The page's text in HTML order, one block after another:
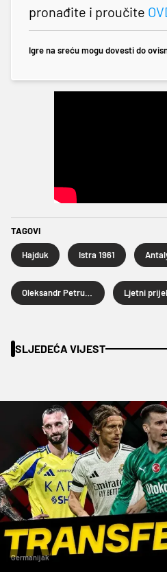
pronađite i proučite
Igre na sreću mogu dovesti do
TAGOVI
Hajduk Istra 1961
SLJEDEĆA VIJEST
Germanijak